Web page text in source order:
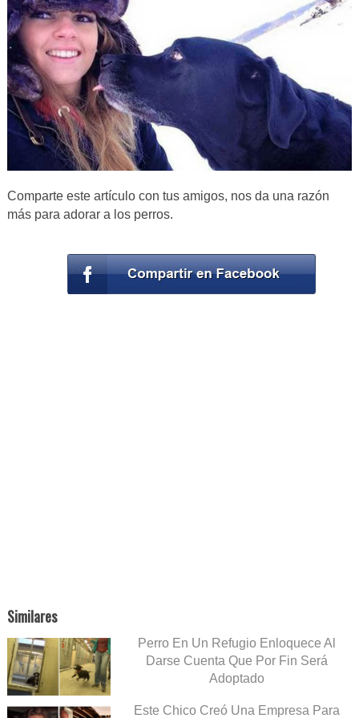
Comparte este artículo con tus amigos, nos da una razón
más para adorar a los perros.
Similares
Perro En Un Refugio Enloquece Al
Darse Cuenta Que Por Fin Será
Adoptado
Este Chico Creó Una Empresa Para